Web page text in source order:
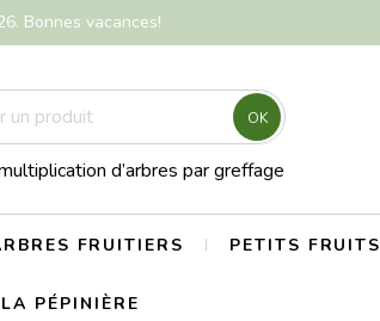
Bonnes vacances!
OK
d’arbres par greffage
FRUITIERS PETITS FRUITS
LA PÉPINIÈRE